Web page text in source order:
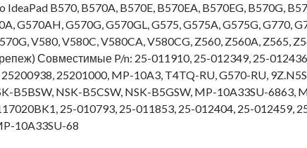
B570, B570A, B570E, B570EA, B570EG, B570G,
G570AH, G570G, G570GL, G575, G575A, G575G, G770,
V580, V580C, V580CA, V580CG, Z560, Z560A, Z565,
Совместимые P/n: 25-011910, 25-012349, 25-
25201000, MP-10A3, T4TQ-RU, G570-RU,
B5BSW, NSK-B5CSW, NSK-B5GSW, MP-10A33SU-
25-010793, 25-011853, 25-012404, 25-012459,
10A33SU-68